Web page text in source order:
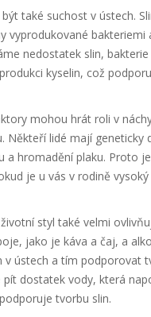
také suchost v ústech.
vyprodukované bakteriemi
nedostatek slin,
kyselin, což
mohou hrát roli v
Někteří lidé mají geneticky
a hromadění plaku. Proto
je u vás v rodině
styl také velmi
jako je káva a čaj, a
v ústech a tím podporovat
dostatek vody, která
tvorbu slin.